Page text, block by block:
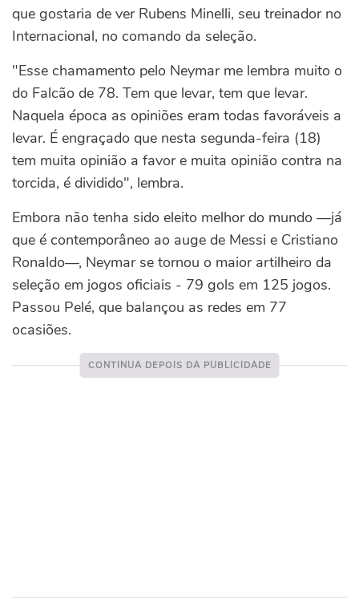
que gostaria de ver Rubens Minelli, seu treinador no
Internacional, no comando da seleção.
"Esse chamamento pelo Neymar me lembra muito o
do Falcão de 78. Tem que levar, tem que levar.
Naquela época as opiniões eram todas favoráveis a
levar. É engraçado que nesta segunda-feira (18)
tem muita opinião a favor e muita opinião contra na
torcida, é dividido", lembra.
Embora não tenha sido eleito melhor do mundo —já
que é contemporâneo ao auge de Messi e Cristiano
Ronaldo—, Neymar se tornou o maior artilheiro da
seleção em jogos oficiais - 79 gols em 125 jogos.
Passou Pelé, que balançou as redes em 77
ocasiões.